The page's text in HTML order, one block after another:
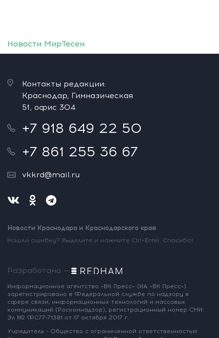
Новости МирТесен
Контакты редакции:
Краснодар, Гимназическая
51, офис 304
+7 918 649 22 50
+7 861 255 36 67
vkkrd@mail.ru
Новости Краснодара и Краснодарского края
Нашли ошибку? Выделите и нажмите Ctrl+Enter. Спасибо!
Разработано —
Информационное агентство «ВК Пресс» (ИА «ВК Пресс»)
зарегистрировано в Федеральной службе по надзору в
сфере связи, информационных технологий и массовых
коммуникаций (Роскомнадзор), регистрационный номер СМИ:
Эл № ФС77-71381 от 17 октября 2017 г.
Учредитель - Общество с ограниченной ответственностью